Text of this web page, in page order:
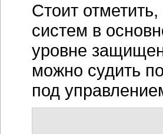
Стоит
систем в
уровне
можно судить
под